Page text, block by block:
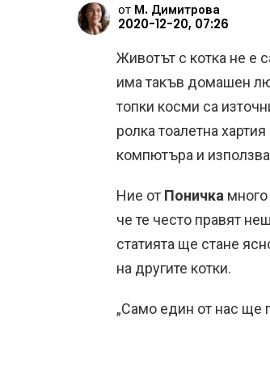
от М. Димитрова
2020-12-20, 07:26
Животът с котка не е
има такъв домашен
топки косми са
ролка тоалетна
компютъра и
Ние от Поничка
че те често правят
статията ще стане
на другите котки.
„Само един от нас ще